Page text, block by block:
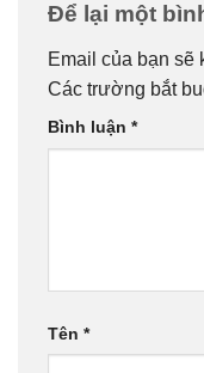
Để lại một
Email của bạn sẽ
Các trường bắt
Bình luận *
Tên *